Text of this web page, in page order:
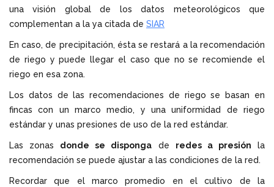
una visión global de los datos meteorológicos que
complementan a la ya citada de SIAR
En caso, de precipitación, ésta se restará a la recomendación
de riego y puede llegar el caso que no se recomiende el
riego en esa zona.
Los datos de las recomendaciones de riego se basan en
fincas con un marco medio, y una uniformidad de riego
estándar y unas presiones de uso de la red estándar.
Las zonas donde se disponga de redes a presión la
recomendación se puede ajustar a las condiciones de la red.
Recordar que el marco promedio en el cultivo de la